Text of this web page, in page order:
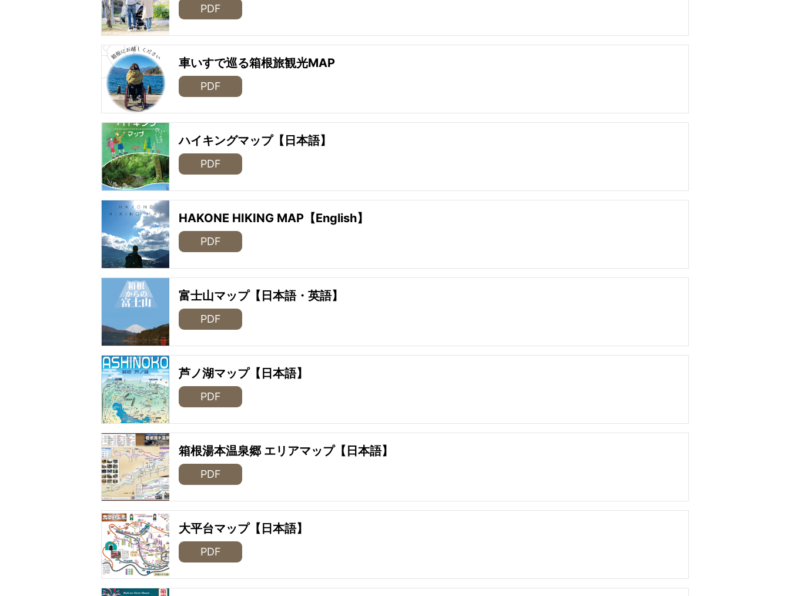
PDF
車いすで巡る箱根旅観光MAP
PDF
ハイキングマップ【日本語】
PDF
HAKONE HIKING MAP【English】
PDF
富士山マップ【日本語・英語】
PDF
芦ノ湖マップ【日本語】
PDF
箱根湯本温泉郷 エリアマップ【日本語】
PDF
大平台マップ【日本語】
PDF